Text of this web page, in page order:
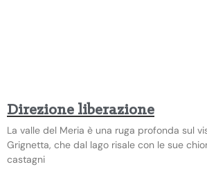
Direzione liberazione
La valle del Meria è una ruga profonda sul
Grignetta, che dal lago risale con le sue
castagni